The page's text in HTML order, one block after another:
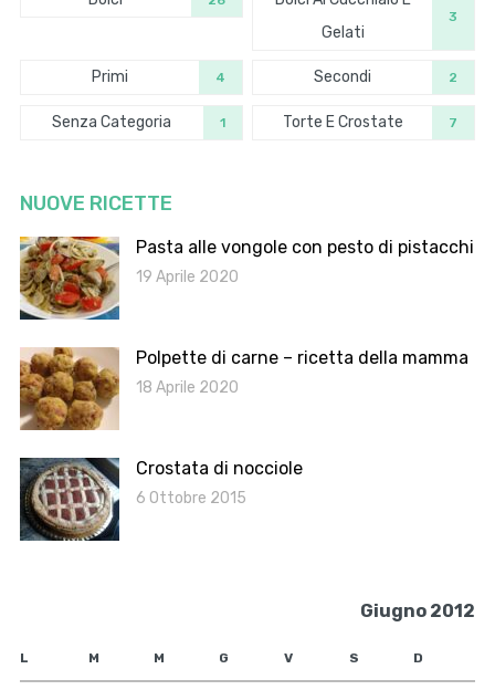
Gelati
3
Primi 4 Secondi 2
Senza Categoria 1 Torte E Crostate 7
NUOVE RICETTE
Pasta alle vongole con pesto di pistacchi
19 Aprile 2020
Polpette di carne – ricetta della mamma
18 Aprile 2020
Crostata di nocciole
6 Ottobre 2015
Giugno 2012
L M M G V S D